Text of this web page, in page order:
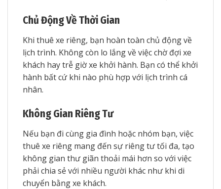
Chủ Động Về Thời Gian
Khi thuê xe riêng, bạn hoàn toàn chủ động về
lịch trình. Không còn lo lắng về việc chờ đợi xe
khách hay trễ giờ xe khởi hành. Bạn có thể khởi
hành bất cứ khi nào phù hợp với lịch trình cá
nhân.
Không Gian Riêng Tư
Nếu bạn đi cùng gia đình hoặc nhóm bạn, việc
thuê xe riêng mang đến sự riêng tư tối đa, tạo
không gian thư giãn thoải mái hơn so với việc
phải chia sẻ với nhiều người khác như khi di
chuyển bằng xe khách.